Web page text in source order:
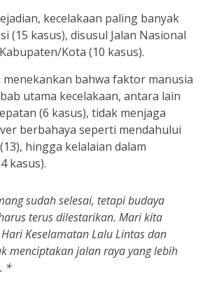
kecelakaan paling banyak
(15 kasus), disusul Jalan Nasional
Kota (10 kasus).
menekankan bahwa faktor manusia
utama kecelakaan, antara lain
(6 kasus), tidak menjaga
berbahaya seperti mendahului
hingga kelalaian dalam
kasus).
sudah selesai, tetapi budaya
terus dilestarikan. Mari kita
Keselamatan Lalu Lintas dan
menciptakan jalan raya yang lebih
*